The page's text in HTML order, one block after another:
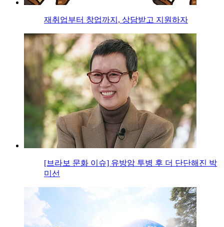
재취업부터 창업까지, 상담받고 지원하자
[브라보 문화 이슈] 유방암 투병 후 더 단단해진 박
미선